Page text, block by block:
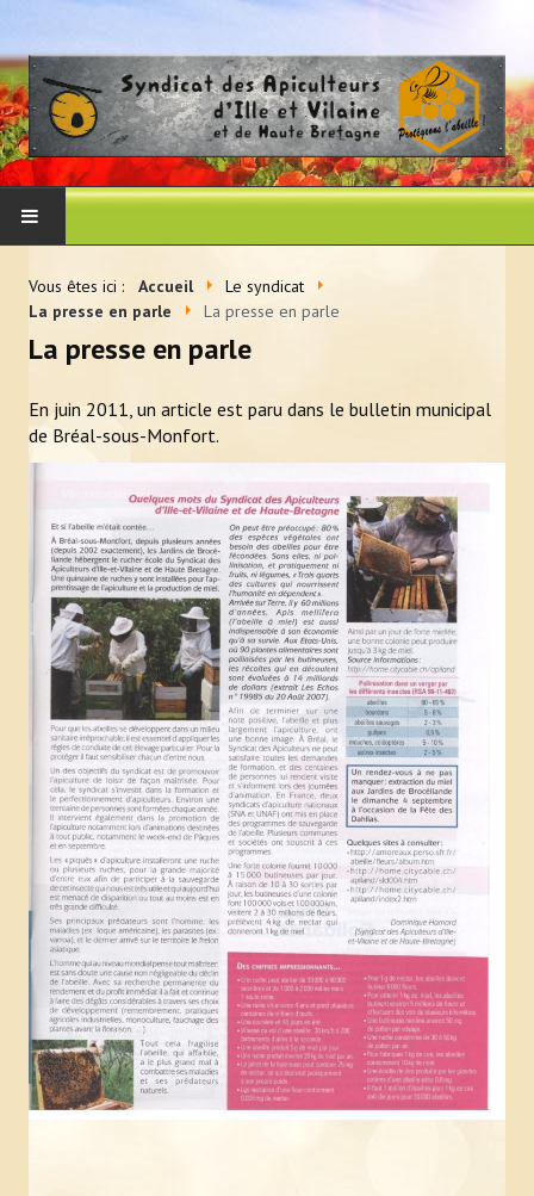
Les membres du CA
La presse en parle
Newsletter Bzzz Bzz Bzh
NOS ACTIONS
Achats mutualisés & Services
Activités artistiques et gustatives
Animation et sensibilisation
LE RUCHER-ÉCOLE
Historique et objectifs du rucher-école
À lire, avant de se lancer
Inscriptions
Calendrier et descriptif des stages
Photos
Vous êtes ici : Accueil
Le syndicat
La presse en parle
La presse en parle
La presse en parle
En juin 2011, un article est paru dans le bulletin municipal
de Bréal-sous-Monfort.